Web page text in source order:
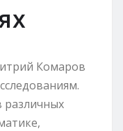
Комаров
различных